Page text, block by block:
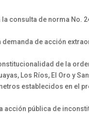
consulta de norma No.
demanda de acción
de la
Los Ríos, El Oro y
establecidos en el
acción pública de